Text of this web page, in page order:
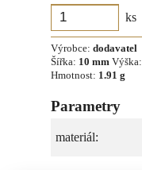
ks
Výrobce: dodavatel
Šířka: 10 mm Výška:
Hmotnost: 1.91 g
Parametry
materiál: